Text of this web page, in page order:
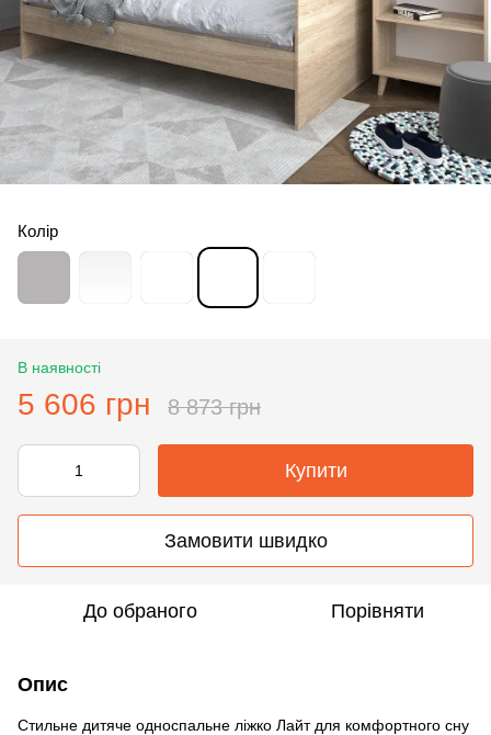
Колір
В наявності
5 606 грн 8 873 грн
Купити
Замовити швидко
До обраного Порівняти
Опис
Стильне дитяче односпальне ліжко Лайт для комфортного сну